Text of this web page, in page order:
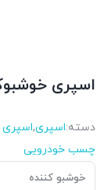
اسپری
دسته:اسپری,اسپری
چسب خودرویی
خوشبو کننده